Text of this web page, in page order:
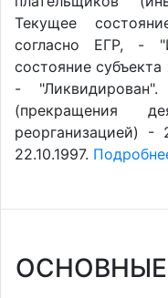
Текущее
согласно ЕГР, -
состояние
-
(прекращения
реорганизацией) -
22.10.1997.